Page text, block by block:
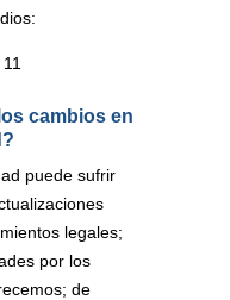
cambios en
puede sufrir
legales;
por los
de